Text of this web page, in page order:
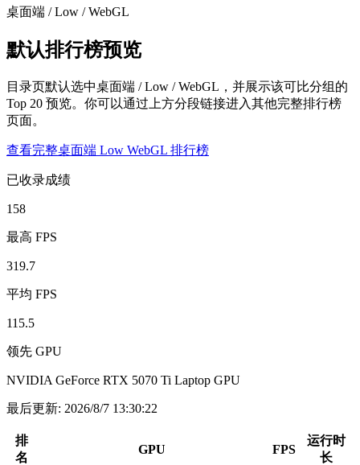
桌面端 / Low / WebGL
默认排行榜预览
目录页默认选中桌面端 / Low / WebGL，并展示该可比分组的
Top 20 预览。你可以通过上方分段链接进入其他完整排行榜
页面。
查看完整桌面端 Low WebGL 排行榜
已收录成绩
158
最高 FPS
319.7
平均 FPS
115.5
领先 GPU
NVIDIA GeForce RTX 5070 Ti Laptop GPU
最后更新: 2026/8/7 13:30:22
排
名
GPU FPS
运行时
长